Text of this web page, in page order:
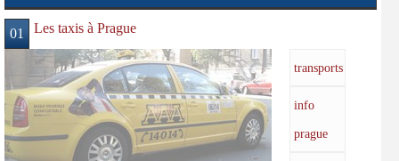
01 Les taxis à Prague
transports
info
prague